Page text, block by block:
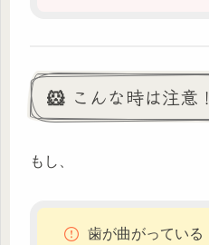
🐹 こんな時は注意！
もし、
歯が曲がっている